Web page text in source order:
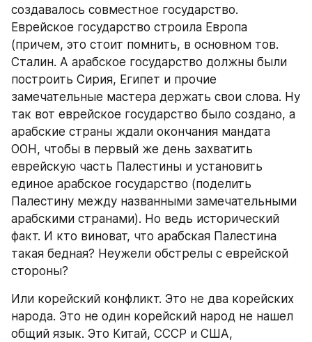
создавалось совместное государство.
Еврейское государство строила Европа
(причем, это стоит помнить, в основном тов.
Сталин. А арабское государство должны были
построить Сирия, Египет и прочие
замечательные мастера держать свои слова. Ну
так вот еврейское государство было создано, а
арабские страны ждали окончания мандата
ООН, чтобы в первый же день захватить
еврейскую часть Палестины и установить
единое арабское государство (поделить
Палестину между названными замечательными
арабскими странами). Но ведь исторический
факт. И кто виноват, что арабская Палестина
такая бедная? Неужели обстрелы с еврейской
стороны?
Или корейский конфликт. Это не два корейских
народа. Это не один корейский народ не нашел
общий язык. Это Китай, СССР и США,